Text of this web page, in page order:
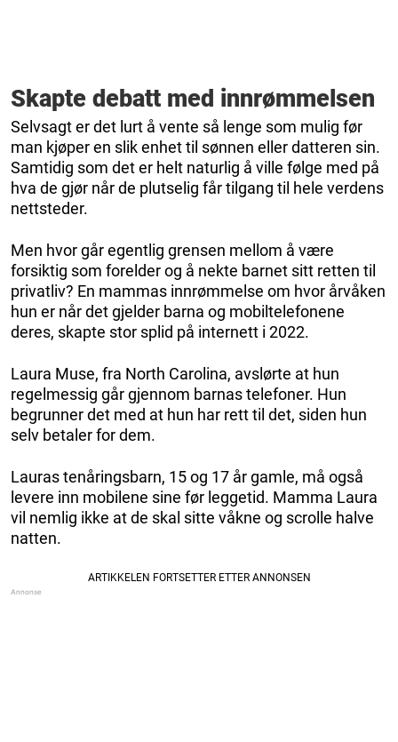
Skapte debatt med innrømmelsen
Selvsagt er det lurt å vente så lenge som mulig før
man kjøper en slik enhet til sønnen eller datteren sin.
Samtidig som det er helt naturlig å ville følge med på
hva de gjør når de plutselig får tilgang til hele verdens
nettsteder.
Men hvor går egentlig grensen mellom å være
forsiktig som forelder og å nekte barnet sitt retten til
privatliv? En mammas innrømmelse om hvor årvåken
hun er når det gjelder barna og mobiltelefonene
deres, skapte stor splid på internett i 2022.
Laura Muse, fra North Carolina, avslørte at hun
regelmessig går gjennom barnas telefoner. Hun
begrunner det med at hun har rett til det, siden hun
selv betaler for dem.
Lauras tenåringsbarn, 15 og 17 år gamle, må også
levere inn mobilene sine før leggetid. Mamma Laura
vil nemlig ikke at de skal sitte våkne og scrolle halve
natten.